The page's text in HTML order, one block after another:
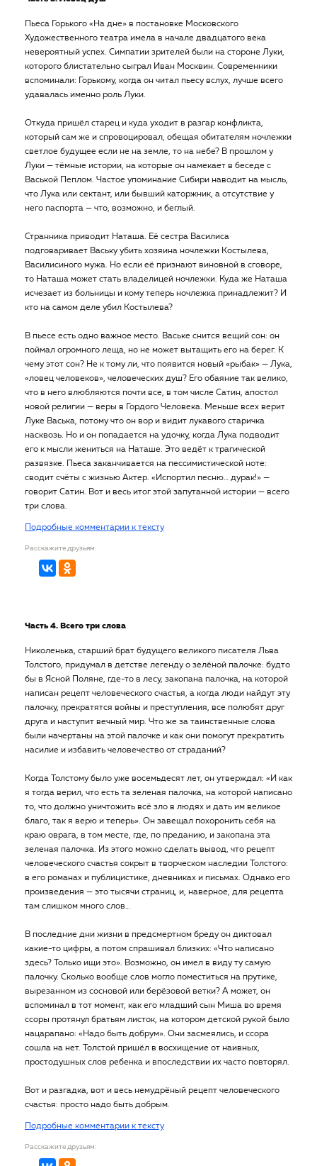
Пьеса Горького «На дне» в постановке Московского
Художественного театра имела в начале двадцатого века
невероятный успех. Симпатии зрителей были на стороне Луки,
которого блистательно сыграл Иван Москвин. Современники
вспоминали: Горькому, когда он читал пьесу вслух, лучше всего
удавалась именно роль Луки.
Откуда пришёл старец и куда уходит в разгар конфликта,
который сам же и спровоцировал, обещая обитателям ночлежки
светлое будущее если не на земле, то на небе? В прошлом у
Луки — тёмные истории, на которые он намекает в беседе с
Васькой Пеплом. Частое упоминание Сибири наводит на мысль,
что Лука или сектант, или бывший каторжник, а отсутствие у
него паспорта — что, возможно, и беглый.
Странника приводит Наташа. Её сестра Василиса
подговаривает Ваську убить хозяина ночлежки Костылева,
Василисиного мужа. Но если её признают виновной в сговоре,
то Наташа может стать владелицей ночлежки. Куда же Наташа
исчезает из больницы и кому теперь ночлежка принадлежит? И
кто на самом деле убил Костылева?
В пьесе есть одно важное место. Ваське снится вещий сон: он
поймал огромного леща, но не может вытащить его на берег. К
чему этот сон? Не к тому ли, что появится новый «рыбак» — Лука,
«ловец человеков», человеческих душ? Его обаяние так велико,
что в него влюбляются почти все, в том числе Сатин, апостол
новой религии — веры в Гордого Человека. Меньше всех верит
Луке Васька, потому что он вор и видит лукавого старичка
насквозь. Но и он попадается на удочку, когда Лука подводит
его к мысли жениться на Наташе. Это ведёт к трагической
развязке. Пьеса заканчивается на пессимистической ноте:
сводит счёты с жизнью Актер. «Испортил песню… дурак!» —
говорит Сатин. Вот и весь итог этой запутанной истории — всего
три слова.
Подробные комментарии к тексту
Расскажите друзьям:
Часть 4. Всего три слова
Николенька, старший брат будущего великого писателя Льва
Толстого, придумал в детстве легенду о зелёной палочке: будто
бы в Ясной Поляне, где-то в лесу, закопана палочка, на которой
написан рецепт человеческого счастья, а когда люди найдут эту
палочку, прекратятся войны и преступления, все полюбят друг
друга и наступит вечный мир. Что же за таинственные слова
были начертаны на этой палочке и как они помогут прекратить
насилие и избавить человечество от страданий?
Когда Толстому было уже восемьдесят лет, он утверждал: «И как
я тогда верил, что есть та зеленая палочка, на которой написано
то, что должно уничтожить всё зло в людях и дать им великое
благо, так я верю и теперь». Он завещал похоронить себя на
краю оврага, в том месте, где, по преданию, и закопана эта
зеленая палочка. Из этого можно сделать вывод, что рецепт
человеческого счастья сокрыт в творческом наследии Толстого:
в его романах и публицистике, дневниках и письмах. Однако его
произведения — это тысячи страниц, и, наверное, для рецепта
там слишком много слов…
В последние дни жизни в предсмертном бреду он диктовал
какие-то цифры, а потом спрашивал близких: «Что написано
здесь? Только ищи это». Возможно, он имел в виду ту самую
палочку. Сколько вообще слов могло поместиться на прутике,
вырезанном из сосновой или берёзовой ветки? А может, он
вспоминал в тот момент, как его младший сын Миша во время
ссоры протянул братьям листок, на котором детской рукой было
нацарапано: «Надо быть добрум». Они засмеялись, и ссора
сошла на нет. Толстой пришёл в восхищение от наивных,
простодушных слов ребенка и впоследствии их часто повторял.
Вот и разгадка, вот и весь немудрёный рецепт человеческого
счастья: просто надо быть добрым.
Подробные комментарии к тексту
Расскажите друзьям: